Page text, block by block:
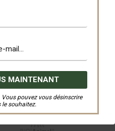
Vous pouvez vous désinscrire
le souhaitez.